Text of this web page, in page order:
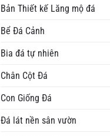
Bản Thiết kế Lăng mộ đá
Bể Đá Cảnh
Bia đá tự nhiên
Chân Cột Đá
Con Giống Đá
Đá lát nền sân vườn